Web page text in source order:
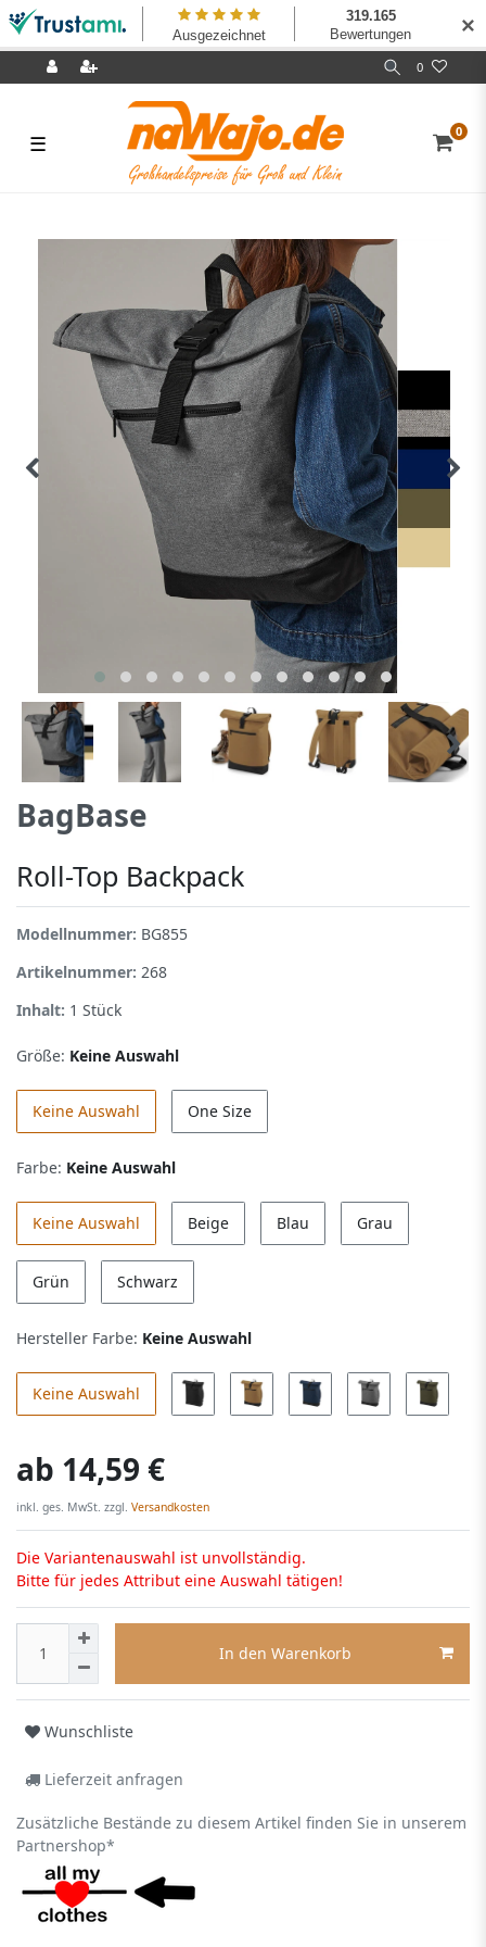
0
☰ 0
BagBase
Roll-Top Backpack
Modellnummer: BG855
Artikelnummer: 268
Inhalt: 1 Stück
Größe: Keine Auswahl
Keine Auswahl One Size
Farbe: Keine Auswahl
Keine Auswahl Beige Blau Grau
Grün Schwarz
Hersteller Farbe: Keine Auswahl
Keine Auswahl
ab 14,59 €
inkl. ges. MwSt. zzgl. Versandkosten
Die Variantenauswahl ist unvollständig.
Bitte für jedes Attribut eine Auswahl tätigen!
In den Warenkorb
Wunschliste
Lieferzeit anfragen
Zusätzliche Bestände zu diesem Artikel finden Sie in unserem
Partnershop*
✕